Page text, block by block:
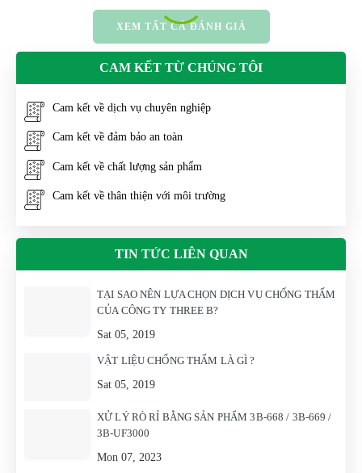
XEM TẤT CẢ ĐÁNH GIÁ
CAM KẾT TỪ CHÚNG TÔI
Cam kết về dịch vụ chuyên nghiệp
Cam kết về đảm bảo an toàn
Cam kết về chất lượng sản phẩm
Cam kết về thân thiện với môi trường
TIN TỨC LIÊN QUAN
TẠI SAO NÊN LỰA CHỌN DỊCH VỤ CHỐNG THẤM
CỦA CÔNG TY THREE B?
Sat 05, 2019
VẬT LIỆU CHỐNG THẤM LÀ GÌ ?
Sat 05, 2019
XỬ LÝ RÒ RỈ BẰNG SẢN PHẨM 3B-668 / 3B-669 /
3B-UF3000
Mon 07, 2023